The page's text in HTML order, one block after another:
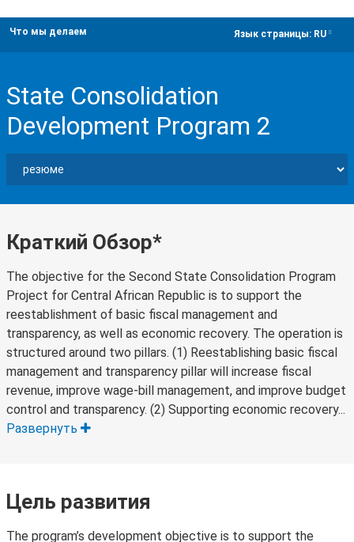
Что мы делаем Язык страницы: RU
State Consolidation
Development Program 2
Краткий Обзор*
The objective for the Second State Consolidation Program
Project for Central African Republic is to support the
reestablishment of basic fiscal management and
transparency, as well as economic recovery. The operation is
structured around two pillars. (1) Reestablishing basic fiscal
management and transparency pillar will increase fiscal
revenue, improve wage-bill management, and improve budget
control and transparency. (2) Supporting economic recovery...
Развернуть
Цель развития
The program’s development objective is to support the